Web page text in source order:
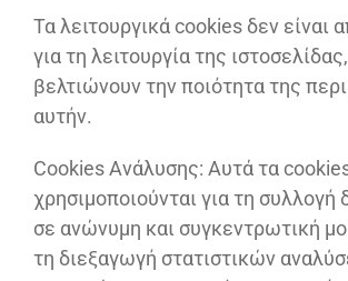
Τα λειτουργικά cookies δεν είναι
για τη λειτουργία της
βελτιώνουν την ποιότητα της
αυτήν.
Cookies Aνάλυσης: Αυτά τα
χρησιμοποιούνται για τη
σε ανώνυμη και συγκεντρωτική
τη διεξαγωγή στατιστικών